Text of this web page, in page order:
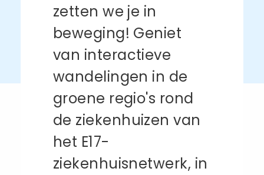
zetten we je in
beweging! Geniet
van interactieve
wandelingen in de
groene regio's rond
de ziekenhuizen van
het E17-
ziekenhuisnetwerk, in